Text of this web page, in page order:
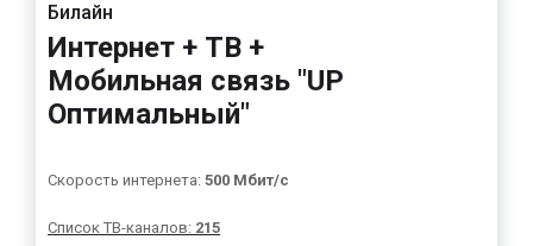
Билайн
Интернет + ТВ +
Мобильная связь "UP
Оптимальный"
Скорость интернета: 500 Мбит/с
Список ТВ-каналов: 215